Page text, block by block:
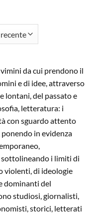
vimini da cui prendono il
e di idee, attraverso
lontani, del passato e
letteratura: i
con sguardo attento
in evidenza
i limiti di
violenti, di ideologie
dominanti del
studiosi, giornalisti,
storici, letterati